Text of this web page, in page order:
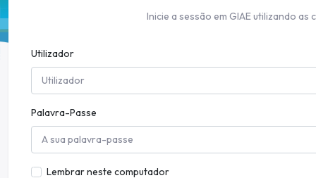
Inicie a sessão em GIAE utilizando as
Utilizador
Palavra-Passe
Lembrar neste computador